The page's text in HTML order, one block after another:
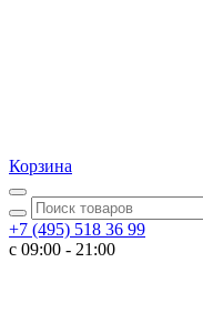
Корзина
+7 (495) 518 36 99
c 09:00 - 21:00